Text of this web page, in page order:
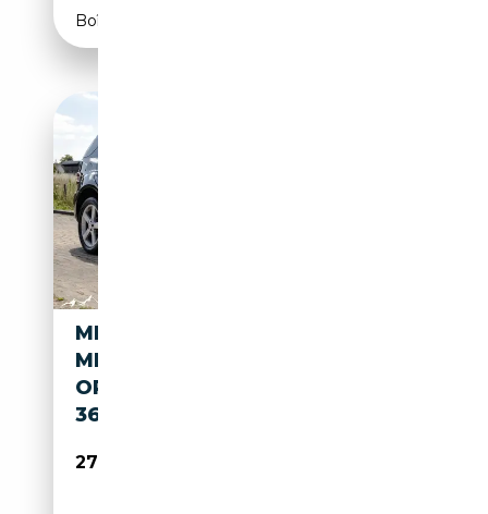
Boîte automatique
MERCEDES-BENZ ML 500
ML500 |FULL
OPT|388PK|YOUNGTIMER|23.1
36 EX BTW|
27 995€